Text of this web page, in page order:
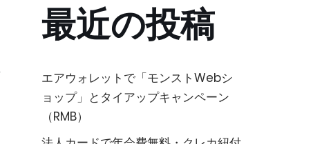
最近の投稿
エアウォレットで「モンストWebシ
ョップ」とタイアップキャンペーン
（RMB）